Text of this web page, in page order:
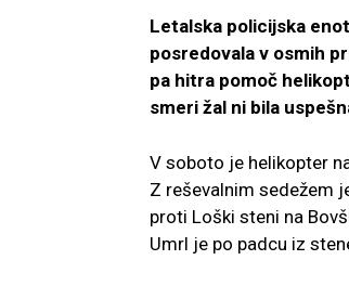
Letalska policijska
posredovala v osmih
pa hitra pomoč
smeri žal ni bila
V soboto je helikopter
Z reševalnim sedežem
proti Loški steni na
Umrl je po padcu iz